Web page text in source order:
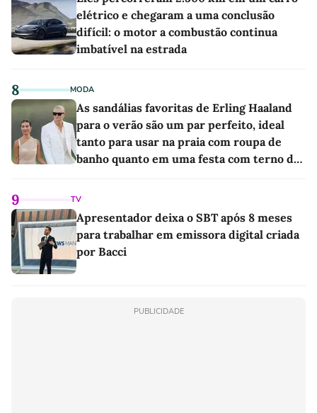
elétrico e chegaram a uma conclusão
difícil: o motor a combustão continua
imbatível na estrada
8 MODA
As sandálias favoritas de Erling Haaland
para o verão são um par perfeito, ideal
tanto para usar na praia com roupa de
banho quanto em uma festa com terno de
9 TV
Apresentador deixa o SBT após 8 meses
para trabalhar em emissora digital criada
por Bacci
PUBLICIDADE